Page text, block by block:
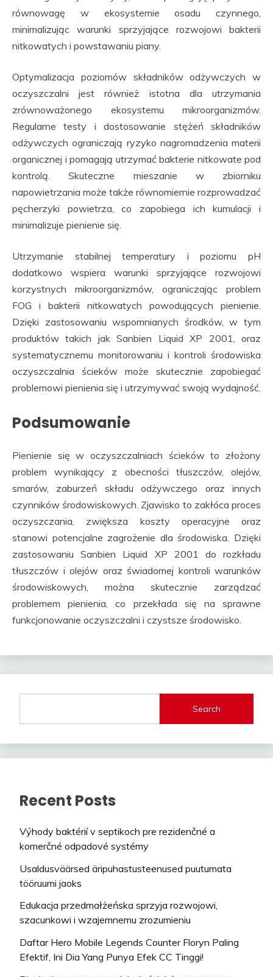
równowagę w ekosystemie osadu czynnego,
minimalizując warunki sprzyjające rozwojowi bakterii
nitkowatych i powstawaniu piany.
Optymalizacja poziomów składników odżywczych w
oczyszczalni jest również istotna dla utrzymania
zrównoważonego ekosystemu mikroorganizmów.
Regularne testy i dostosowanie stężeń składników
odżywczych ograniczają ryzyko nagromadzenia materii
organicznej i pomagają utrzymać bakterie nitkowate pod
kontrolą. Skuteczne mieszanie w zbiorniku
napowietrzania może także równomiernie rozprowadzać
pęcherzyki powietrza, co zapobiega ich kumulacji i
minimalizuje pienienie się.
Utrzymanie stabilnej temperatury i poziomu pH
dodatkowo wspiera warunki sprzyjające rozwojowi
korzystnych mikroorganizmów, ograniczając problem
FOG i bakterii nitkowatych powodujących pienienie.
Dzięki zastosowaniu wspomnianych środków, w tym
produktów takich jak Sanbien Liquid XP 2001, oraz
systematycznemu monitorowaniu i kontroli środowiska
oczyszczalnia ścieków może skutecznie zapobiegać
problemowi pienienia się i utrzymywać swoją wydajność.
Podsumowanie
Pienienie się w oczyszczalniach ścieków to złożony
problem wynikający z obecności tłuszczów, olejów,
smarów, zaburzeń składu odżywczego oraz innych
czynników środowiskowych. Zjawisko to zakłóca proces
oczyszczania, zwiększa koszty operacyjne oraz
stanowi potencjalne zagrożenie dla środowiska. Dzięki
zastosowaniu Sanbien Liquid XP 2001 do rozkładu
tłuszczów i olejów oraz świadomej kontroli warunków
środowiskowych, można skutecznie zarządzać
problemem pienienia, co przekłada się na sprawne
funkcjonowanie oczyszczalni i czystsze środowisko.
Search
Recent Posts
Výhody baktérií v septikoch pre rezidenčné a
komerčné odpadové systémy
Usaldusväärsed äripuhastusteenused puutumata
tööruumi jaoks
Edukacja przedmałżeńska sprzyja rozwojowi,
szacunkowi i wzajemnemu zrozumieniu
Daftar Hero Mobile Legends Counter Floryn Paling
Efektif, Ini Dia Yang Punya Efek CC Tinggi!